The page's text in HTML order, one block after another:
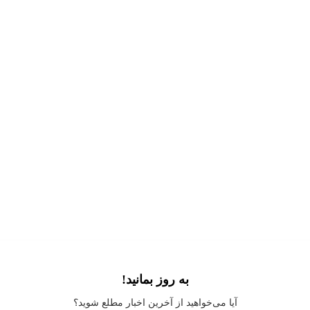
Application error: a client
-side exception has occurred while loading
به روز بمانید!
آیا می‌خواهید از آخرین اخبار مطلع شوید؟